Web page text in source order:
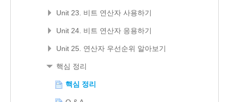
Unit 23. 비트 연산자 사용하기
Unit 24. 비트 연산자 응용하기
Unit 25. 연산자 우선순위 알아보기
핵심 정리
핵심 정리